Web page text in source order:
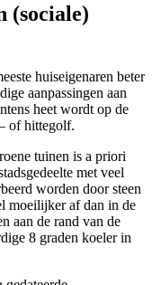
(sociale)
huiseigenaren beter
aanpassingen aan
heet wordt op de
of hittegolf.
tuinen is a priori
met veel
worden door steen
moeilijker af dan in de
aan de rand van de
8 graden koeler in